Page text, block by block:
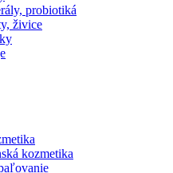
probiotiká
živice
kozmetika